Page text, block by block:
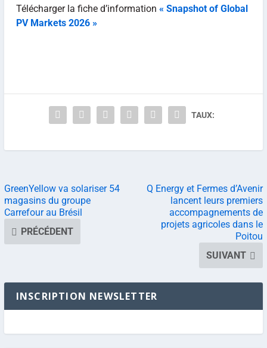
Télécharger la fiche d’information « Snapshot of Global
PV Markets 2026 »
TAUX:
GreenYellow va solariser 54
magasins du groupe
Carrefour au Brésil
PRÉCÉDENT
Q Energy et Fermes d’Avenir
lancent leurs premiers
accompagnements de
projets agricoles dans le
Poitou
SUIVANT
INSCRIPTION NEWSLETTER